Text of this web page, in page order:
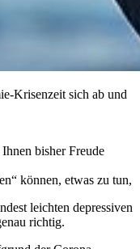
Krisenzeit sich ab und
bisher Freude
können, etwas zu tun,
leichten depressiven
richtig.